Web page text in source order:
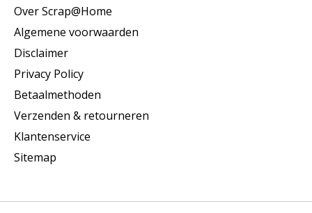
Over Scrap@Home
Algemene voorwaarden
Disclaimer
Privacy Policy
Betaalmethoden
Verzenden & retourneren
Klantenservice
Sitemap